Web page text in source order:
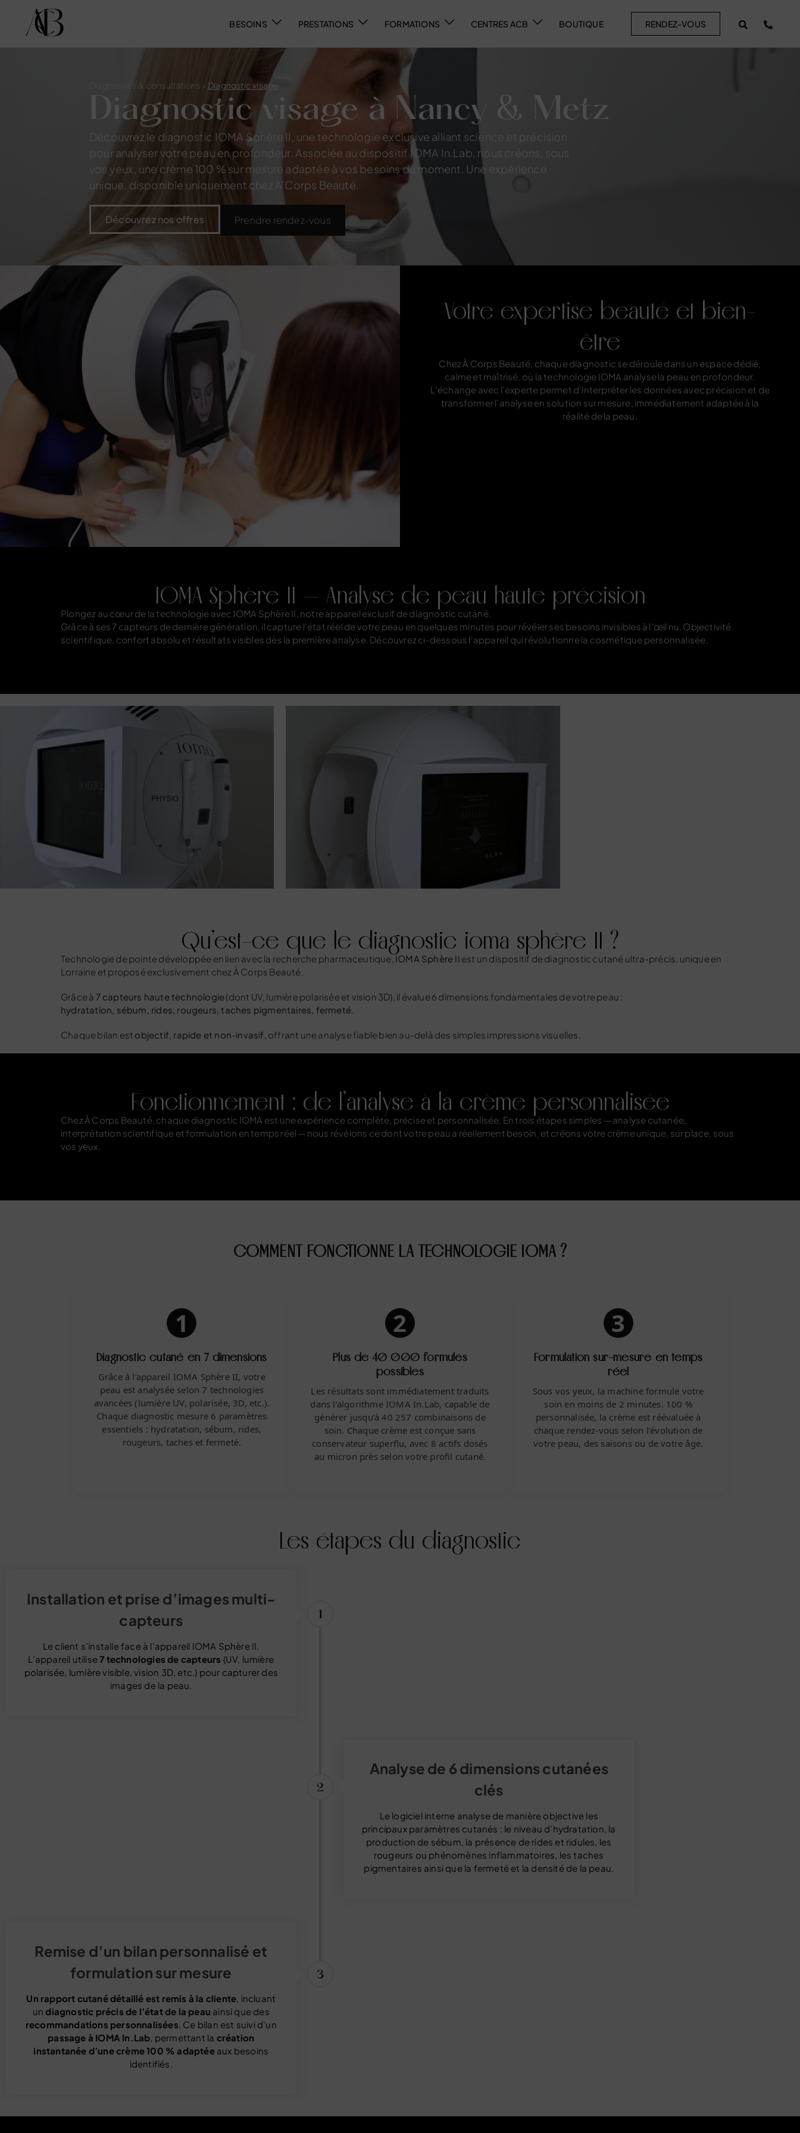
BESOINS PRESTATIONS FORMATIONS CENTRES ACB BOUTIQUE RENDEZ-VOUS
Diagnostics & consultations > Diagnostic visage
Diagnostic visage à Nancy & Metz
Découvrez le diagnostic IOMA Sphère II, une technologie exclusive alliant science et précision
pour analyser votre peau en profondeur. Associée au dispositif IOMA In.Lab, nous créons, sous
vos yeux, une crème 100 % sur mesure adaptée à vos besoins du moment. Une expérience
unique, disponible uniquement chez A’Corps Beauté.
Découvrez nos offres Prendre rendez-vous
Votre expertise beauté et bien-
être
Chez À Corps Beauté, chaque diagnostic se déroule dans un espace dédié,
calme et maîtrisé, où la technologie IOMA analyse la peau en profondeur.
L’échange avec l’experte permet d’interpréter les données avec précision et de
transformer l’analyse en solution sur mesure, immédiatement adaptée à la
réalité de la peau.
IOMA Sphère II — Analyse de peau haute précision
Plongez au cœur de la technologie avec IOMA Sphère II, notre appareil exclusif de diagnostic cutané.
Grâce à ses 7 capteurs de dernière génération, il capture l’état réel de votre peau en quelques minutes pour révéler ses besoins invisibles à l’œil nu. Objectivité
scientifique, confort absolu et résultats visibles dès la première analyse. Découvrez ci-dessous l’appareil qui révolutionne la cosmétique personnalisée.
Qu’est-ce que le diagnostic ioma sphère II ?
Technologie de pointe développée en lien avec la recherche pharmaceutique, IOMA Sphère II est un dispositif de diagnostic cutané ultra-précis, unique en
Lorraine et proposé exclusivement chez À Corps Beauté.
Grâce à 7 capteurs haute technologie(dont UV, lumière polarisée et vision 3D), il évalue 6 dimensions fondamentales de votre peau :
hydratation, sébum, rides, rougeurs, taches pigmentaires, fermeté
Chaque bilan est objectif, rapide et non-invasif , offrant une analyse fiable bien au-delà des simples impressions visuelles.
Fonctionnement : de l’analyse à la crème personnalisée
Chez À Corps Beauté, chaque diagnostic IOMA est une expérience complète, précise et personnalisée. En trois étapes simples — analyse cutanée,
interprétation scientifique et formulation en temps réel — nous révélons ce dont votre peau a réellement besoin, et créons votre crème unique, sur place, sous
vos yeux.
COMMENT FONCTIONNE LA TECHNOLOGIE IOMA ?
1
Diagnostic cutané en 7 dimensions
Grâce à l’appareil IOMA Sphère II, votre
peau est analysée selon 7 technologies
avancées (lumière UV, polarisée, 3D, etc.).
Chaque diagnostic mesure 6 paramètres
essentiels : hydratation, sébum, rides,
rougeurs, taches et fermeté.
2
Plus de 40 000 formules
possibles
Les résultats sont immédiatement traduits
dans l’algorithme IOMA In.Lab, capable de
générer jusqu’à 40 257 combinaisons de
soin. Chaque crème est conçue sans
conservateur superflu, avec 8 actifs dosés
au micron près selon votre profil cutané.
3
Formulation sur-mesure en temps
réel
Sous vos yeux, la machine formule votre
soin en moins de 2 minutes. 100 %
personnalisée, la crème est réévaluée à
chaque rendez-vous selon l’évolution de
votre peau, des saisons ou de votre âge.
Les étapes du diagnostic
Installation et prise d’images multi-
capteurs
Le client s’installe face à l’appareil IOMA Sphère II.
L'appareil utilise7 technologies de capteurs (UV, lumière
polarisée, lumière visible, vision 3D, etc.) pour capturer des
images de la peau.
Analyse de 6 dimensions cutanées
clés
Le logiciel interne analyse de manière objective les
principaux paramètres cutanés : le niveau d’hydratation, la
production de sébum, la présence de rides et ridules, les
rougeurs ou phénomènes inflammatoires, les taches
pigmentaires ainsi que la fermeté et la densité de la peau.
Remise d’un bilan personnalisé et
formulation sur mesure
Un rapport cutané détaillé est remis à la cliente, incluant
undiagnostic précis de l’état de la peau ainsi que des
recommandations personnalisées. Ce bilan est suivi d’un
passage à IOMA In.Lab, permettant la création
instantanée d’une crème 100 % adaptéeaux besoins
identifiés.